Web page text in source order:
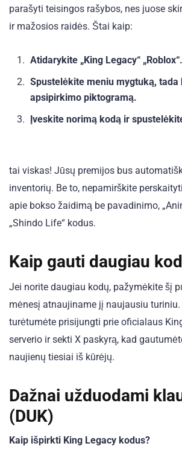
parašyti teisingos rašybos, nes juose
ir mažosios raidės. Štai kaip:
Atidarykite „King Legacy“ „Roblox“.
Spustelėkite meniu mygtuką,
apsipirkimo piktogramą.
Įveskite norimą kodą ir
tai viskas! Jūsų premijos bus
inventorių. Be to, nepamirškite
apie bokso žaidimą be pavadinimo,
„Shindo Life“ kodus.
Kaip gauti daugiau
Jei norite daugiau kodų, pažymėkite šį
mėnesį atnaujiname jį naujausiu
turėtumėte prisijungti prie oficialaus
serverio ir sekti X paskyrą, kad
naujienų tiesiai iš kūrėjų.
Dažnai užduodami
(DUK)
Kaip išpirkti King Legacy kodus?